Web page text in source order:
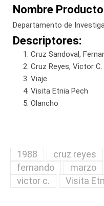
Nombre
Departamento de
Descriptores:
Cruz Sandoval,
Cruz Reyes, Victor C.
Viaje
Visita Etnia Pech
Olancho
1988 cruz reyes
fernando
marzo
victor c.
Visita